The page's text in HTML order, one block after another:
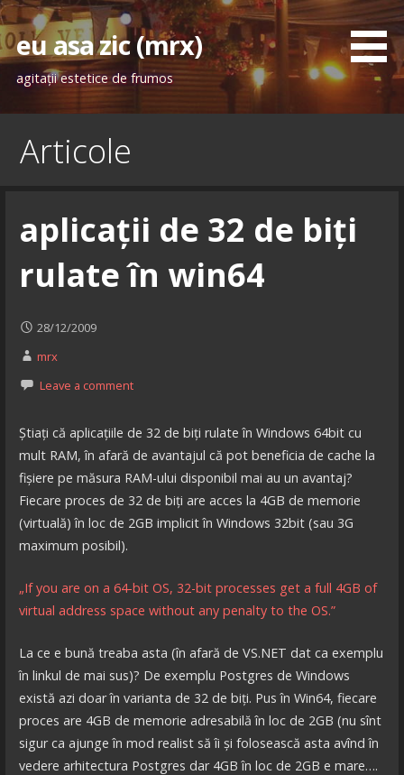
Skip
to
content
eu asa zic (mrx)
agitaţii estetice de frumos
Articole
aplicații de 32 de biți
rulate în win64
28/12/2009
mrx
Leave a comment
Știați că aplicațiile de 32 de biți rulate în Windows 64bit cu
mult RAM, în afară de avantajul că pot beneficia de cache la
fișiere pe măsura RAM-ului disponibil mai au un avantaj?
Fiecare proces de 32 de biți are acces la 4GB de memorie
(virtuală) în loc de 2GB implicit în Windows 32bit (sau 3G
maximum posibil).
„If you are on a 64-bit OS, 32-bit processes get a full 4GB of
virtual address space without any penalty to the OS.”
La ce e bună treaba asta (în afară de VS.NET dat ca exemplu
în linkul de mai sus)? De exemplu Postgres de Windows
există azi doar în varianta de 32 de biți. Pus în Win64, fiecare
proces are 4GB de memorie adresabilă în loc de 2GB (nu sînt
sigur ca ajunge în mod realist să îi și folosească asta avînd în
vedere arhitectura Postgres dar 4GB în loc de 2GB e mare….